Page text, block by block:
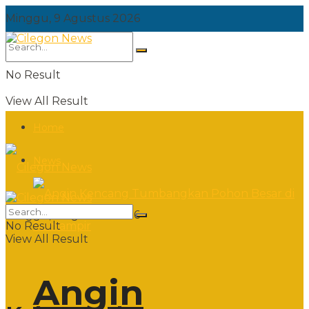
Minggu, 9 Agustus 2026
No Result
View All Result
Angin
Minggu, 9 Agustus 2026
No Result
View All Result